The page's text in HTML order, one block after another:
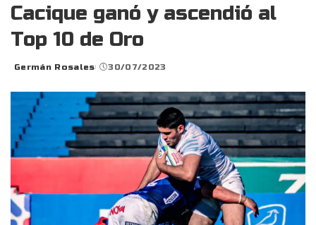
Cacique ganó y ascendió al
Top 10 de Oro
Posted
Germán Rosales 30/07/2023